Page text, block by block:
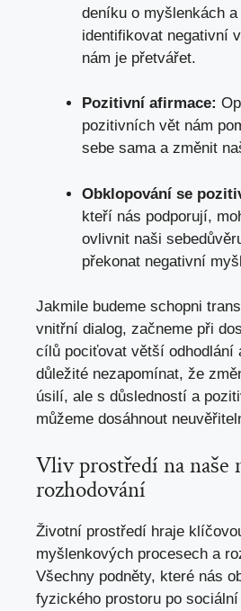
deníku o myšlenkách
identifikovat negativní
nám je přetvářet.
Pozitivní afirmace:
pozitivních vět nám
sebe sama a změnit
Obklopování se
kteří nás podporují,
ovlivnit naši
překonat negativní
Jakmile budeme schopni
vnitřní dialog, začneme při
cílů pociťovat větší odhodlání
důležité nezapomínat, že
úsilí, ale s důsledností a
můžeme dosáhnout
Vliv prostředí na naše
rozhodování
Životní prostředí hraje
myšlenkových procesech a
Všechny podněty, které nás
fyzického prostoru po